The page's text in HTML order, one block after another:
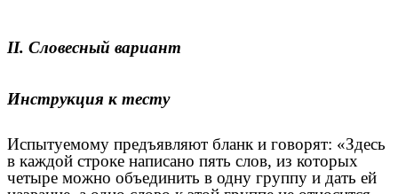
II. Словесный вариант
Инструкция к тесту
Испытуемому предъявляют бланк и говорят: «Здесь
в каждой строке написано пять слов, из которых
четыре можно объединить в одну группу и дать ей